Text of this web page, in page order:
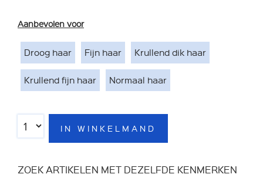
Aanbevolen voor
Droog haar Fijn haar Krullend dik haar
Krullend fijn haar Normaal haar
IN WINKELMAND
ZOEK ARTIKELEN MET DEZELFDE KENMERKEN